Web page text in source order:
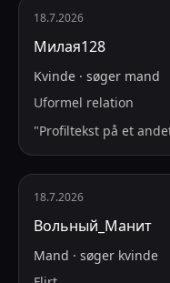
18.7.2026
Милая128
Kvinde · søger mand
Uformel relation
"Profiltekst på et
18.7.2026
Вольный_Манит
Mand · søger kvinde